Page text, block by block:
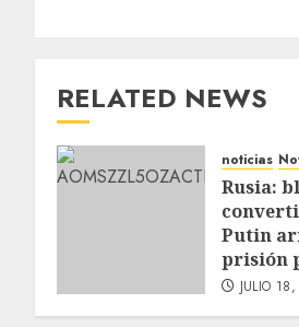
RELATED NEWS
noticias
Rusia:
Putin
prisión
JULIO